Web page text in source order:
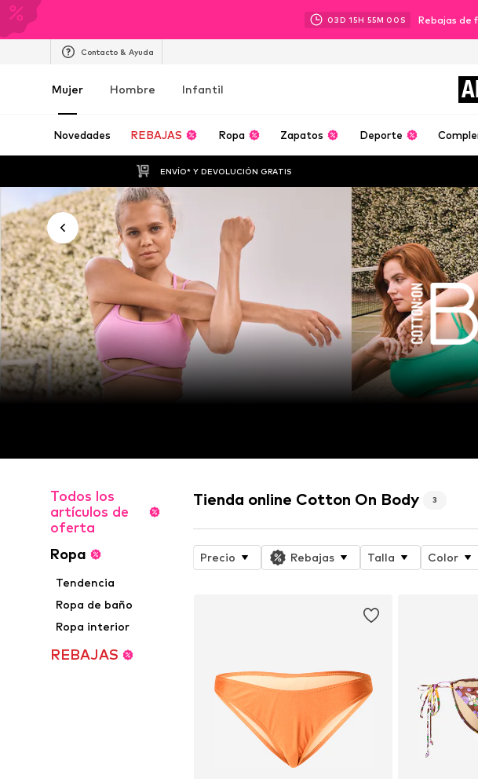
03D 15H 54M 59S Rebajas de
Contacto & Ayuda
Mujer Hombre Infantil
Novedades REBAJAS Ropa Zapatos Deporte
ENVÍO* Y DEVOLUCIÓN GRATIS
Todos los
artículos de
oferta
Ropa
Tendencia
Ropa de baño
Ropa interior
REBAJAS
Tienda online Cotton On Body 3
Precio Rebajas Talla Color